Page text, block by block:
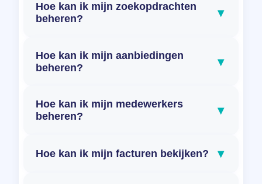
Hoe kan ik mijn zoekopdrachten
beheren?
▾
Hoe kan ik mijn aanbiedingen
beheren?
▾
Hoe kan ik mijn medewerkers
beheren?
▾
Hoe kan ik mijn facturen bekijken? ▾